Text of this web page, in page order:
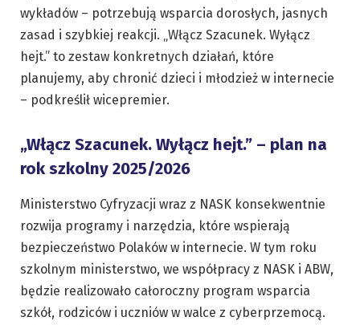
wykładów – potrzebują wsparcia dorosłych, jasnych
zasad i szybkiej reakcji. „Włącz Szacunek. Wyłącz
hejt.” to zestaw konkretnych działań, które
planujemy, aby chronić dzieci i młodzież w internecie
– podkreślił wicepremier.
„Włącz Szacunek. Wyłącz hejt.” – plan na
rok szkolny 2025/2026
Ministerstwo Cyfryzacji wraz z NASK konsekwentnie
rozwija programy i narzędzia, które wspierają
bezpieczeństwo Polaków w internecie. W tym roku
szkolnym ministerstwo, we współpracy z NASK i ABW,
będzie realizowało całoroczny program wsparcia
szkół, rodziców i uczniów w walce z cyberprzemocą.